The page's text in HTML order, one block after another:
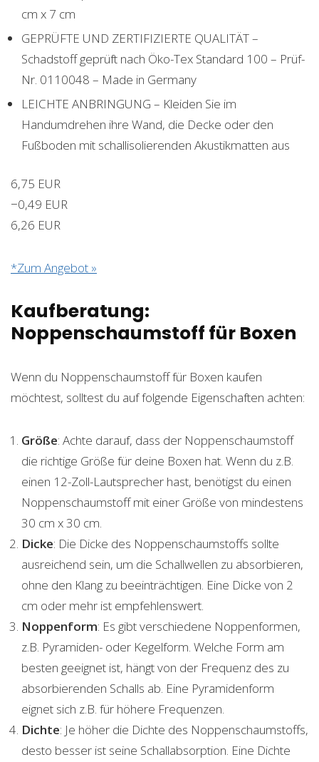
cm x 7 cm
GEPRÜFTE UND ZERTIFIZIERTE QUALITÄT –
Schadstoff geprüft nach Öko-Tex Standard 100 – Prüf-
Nr. 0110048 – Made in Germany
LEICHTE ANBRINGUNG – Kleiden Sie im
Handumdrehen ihre Wand, die Decke oder den
Fußboden mit schallisolierenden Akustikmatten aus
6,75 EUR
−0,49 EUR
6,26 EUR
*Zum Angebot »
Kaufberatung:
Noppenschaumstoff für Boxen
Wenn du Noppenschaumstoff für Boxen kaufen
möchtest, solltest du auf folgende Eigenschaften achten:
Größe: Achte darauf, dass der Noppenschaumstoff
die richtige Größe für deine Boxen hat. Wenn du z.B.
einen 12-Zoll-Lautsprecher hast, benötigst du einen
Noppenschaumstoff mit einer Größe von mindestens
30 cm x 30 cm.
Dicke: Die Dicke des Noppenschaumstoffs sollte
ausreichend sein, um die Schallwellen zu absorbieren,
ohne den Klang zu beeinträchtigen. Eine Dicke von 2
cm oder mehr ist empfehlenswert.
Noppenform: Es gibt verschiedene Noppenformen,
z.B. Pyramiden- oder Kegelform. Welche Form am
besten geeignet ist, hängt von der Frequenz des zu
absorbierenden Schalls ab. Eine Pyramidenform
eignet sich z.B. für höhere Frequenzen.
Dichte: Je höher die Dichte des Noppenschaumstoffs,
desto besser ist seine Schallabsorption. Eine Dichte